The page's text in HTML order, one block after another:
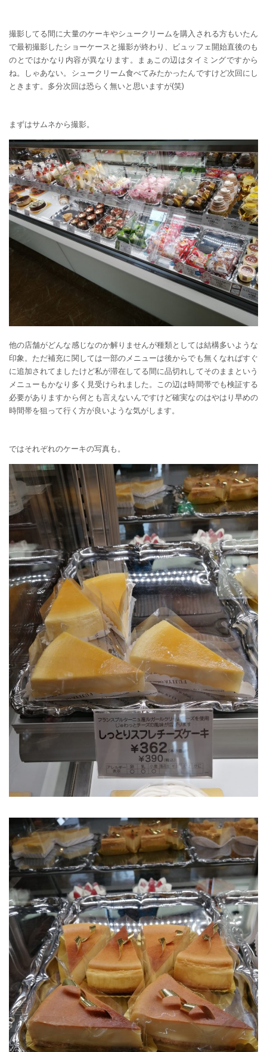
撮影してる間に大量のケーキやシュークリームを購入される方もいたん
で最初撮影したショーケースと撮影が終わり、ビュッフェ開始直後のも
のとではかなり内容が異なります。まぁこの辺はタイミングですから
ね。しゃあない。シュークリーム食べてみたかったんですけど次回にし
ときます。多分次回は恐らく無いと思いますが(笑)
まずはサムネから撮影。
他の店舗がどんな感じなのか解りませんが種類としては結構多いような
印象。ただ補充に関しては一部のメニューは後からでも無くなればすぐ
に追加されてましたけど私が滞在してる間に品切れしてそのままという
メニューもかなり多く見受けられました。この辺は時間帯でも検証する
必要がありますから何とも言えないんですけど確実なのはやはり早めの
時間帯を狙って行く方が良いような気がします。
ではそれぞれのケーキの写真も。